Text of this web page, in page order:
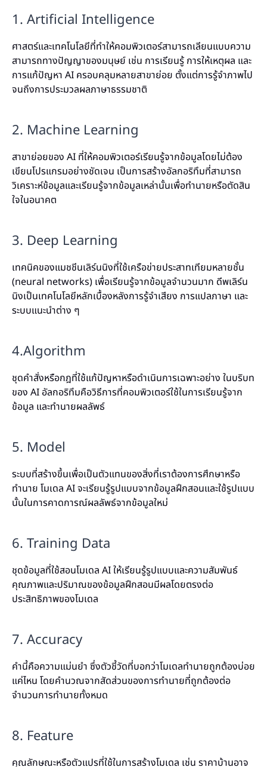
1. Artificial Intelligence
ศาสตร์และเทคโนโลยีที่ทำให้คอมพิวเตอร์สามารถเลียนแบบความ
สามารถทางปัญญาของมนุษย์ เช่น การเรียนรู้ การให้เหตุผล และ
การแก้ปัญหา AI ครอบคลุมหลายสาขาย่อย ตั้งแต่การรู้จำภาพไป
จนถึงการประมวลผลภาษาธรรมชาติ
2. Machine Learning
สาขาย่อยของ AI ที่ให้คอมพิวเตอร์เรียนรู้จากข้อมูลโดยไม่ต้อง
เขียนโปรแกรมอย่างชัดเจน เป็นการสร้างอัลกอริทึมที่สามารถ
วิเคราะห์ข้อมูลและเรียนรู้จากข้อมูลเหล่านั้นเพื่อทำนายหรือตัดสิน
ใจในอนาคต
3. Deep Learning
เทคนิคของแมชชีนเลิร์นนิงที่ใช้เครือข่ายประสาทเทียมหลายชั้น
(neural networks) เพื่อเรียนรู้จากข้อมูลจำนวนมาก ดีพเลิร์น
นิงเป็นเทคโนโลยีหลักเบื้องหลังการรู้จำเสียง การแปลภาษา และ
ระบบแนะนำต่าง ๆ
4.Algorithm
ชุดคำสั่งหรือกฎที่ใช้แก้ปัญหาหรือดำเนินการเฉพาะอย่าง ในบริบท
ของ AI อัลกอริทึมคือวิธีการที่คอมพิวเตอร์ใช้ในการเรียนรู้จาก
ข้อมูล และทำนายผลลัพธ์
5. Model
ระบบที่สร้างขึ้นเพื่อเป็นตัวแทนของสิ่งที่เราต้องการศึกษาหรือ
ทำนาย โมเดล AI จะเรียนรู้รูปแบบจากข้อมูลฝึกสอนและใช้รูปแบบ
นั้นในการคาดการณ์ผลลัพธ์จากข้อมูลใหม่
6. Training Data
ชุดข้อมูลที่ใช้สอนโมเดล AI ให้เรียนรู้รูปแบบและความสัมพันธ์
คุณภาพและปริมาณของข้อมูลฝึกสอนมีผลโดยตรงต่อ
ประสิทธิภาพของโมเดล
7. Accuracy
คำนี้คือความแม่นยำ ซึ่งตัวชี้วัดที่บอกว่าโมเดลทำนายถูกต้องบ่อย
แค่ไหน โดยคำนวณจากสัดส่วนของการทำนายที่ถูกต้องต่อ
จำนวนการทำนายทั้งหมด
8. Feature
คุณลักษณะหรือตัวแปรที่ใช้ในการสร้างโมเดล เช่น ราคาบ้านอาจ